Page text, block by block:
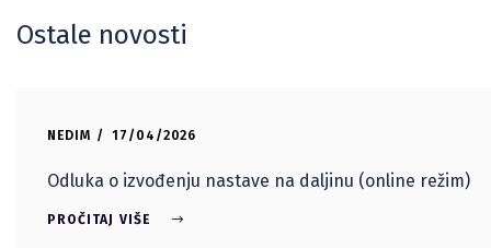
Ostale novosti
NEDIM 17/04/2026
Odluka o izvođenju nastave na daljinu (online režim)
PROČITAJ VIŠE